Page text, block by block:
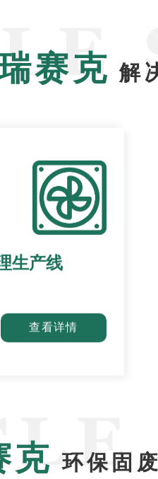
赛克 解
生产线
查看详情
克 环保固